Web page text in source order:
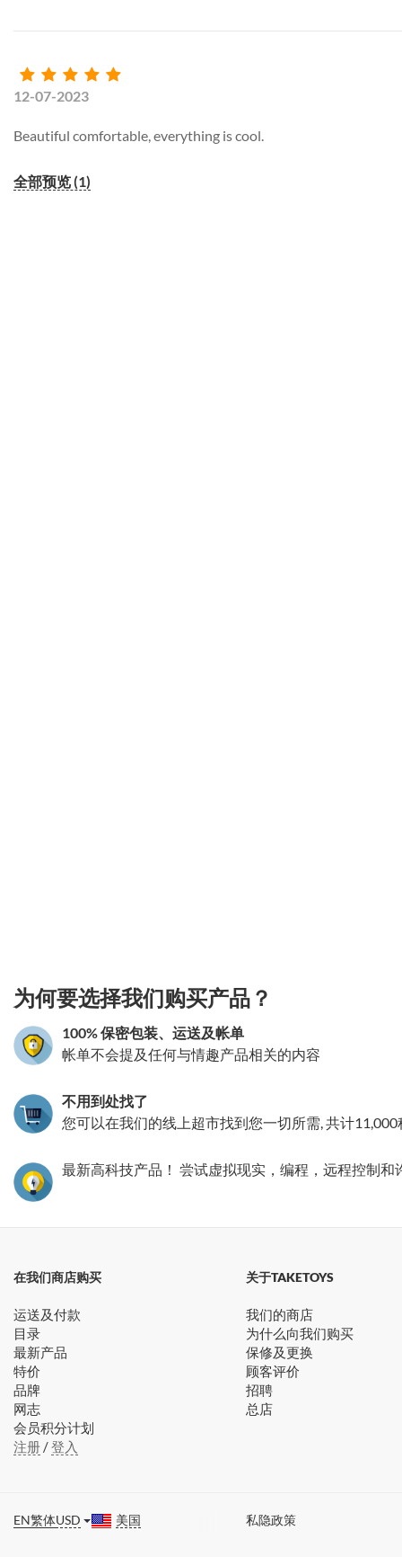
12-07-2023
Beautiful comfortable, everything is cool.
全部预览 (1)
为何要选择我们购买产品？
100% 保密包装、运送及帐单
帐单不会提及任何与情趣产品相关的内容
不用到处找了
您可以在我们的线上超市找到您一切所需, 共计11,000
最新高科技产品！ 尝试虚拟现实，编程，远程控制
在我们商店购买
运送及付款
目录
最新产品
特价
品牌
网志
会员积分计划
注册/登入
关于TAKETOYS
我们的商店
为什么向我们购买
保修及更换
顾客评价
招聘
总店
EN繁体USD 美国 私隐政策